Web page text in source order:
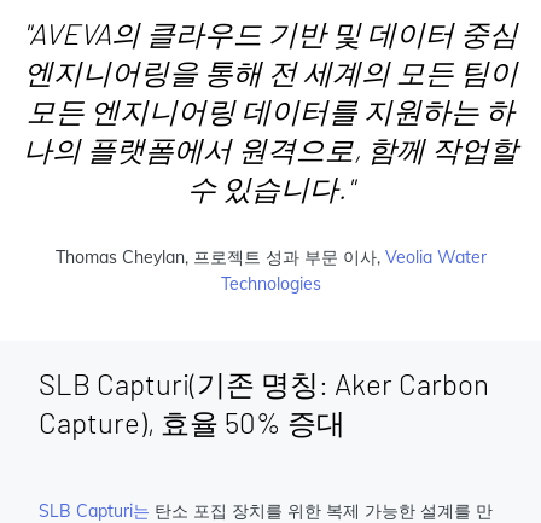
"AVEVA의 클라우드 기반 및 데이터 중심
엔지니어링을 통해 전 세계의 모든 팀이
모든 엔지니어링 데이터를 지원하는 하
나의 플랫폼에서 원격으로, 함께 작업할
수 있습니다."
Thomas Cheylan, 프로젝트 성과 부문 이사, Veolia Water
Technologies
SLB Capturi(기존 명칭: Aker Carbon
Capture), 효율 50% 증대
SLB Capturi는 탄소 포집 장치를 위한 복제 가능한 설계를 만